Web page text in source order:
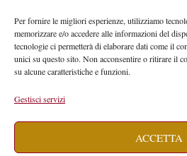
Per fornire le migliori esperienze, utilizziamo
memorizzare e/o accedere alle informazioni del
tecnologie ci permetterà di elaborare dati come il
unici su questo sito. Non acconsentire o ritirare il
su alcune caratteristiche e funzioni.
Gestisci servizi
ACCETTA
Di Spade e di Eroi – Storie di